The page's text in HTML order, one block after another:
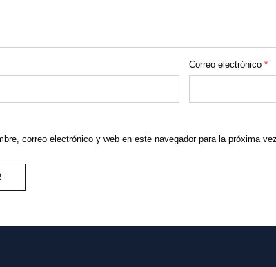
Correo electrónico *
correo electrónico y web en este navegador para la próxima